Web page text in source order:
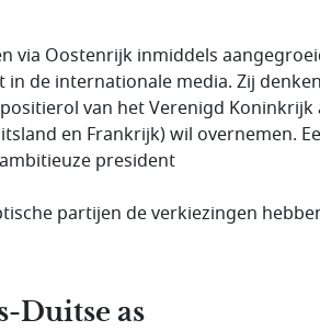
via Oostenrijk inmiddels
in de internationale media. Zij
van het Verenigd Koninkrijk
en Frankrijk) wil overnemen.
president
partijen de verkiezingen
Duitse as